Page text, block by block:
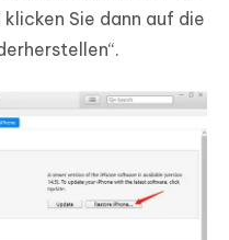
Sie dann auf die